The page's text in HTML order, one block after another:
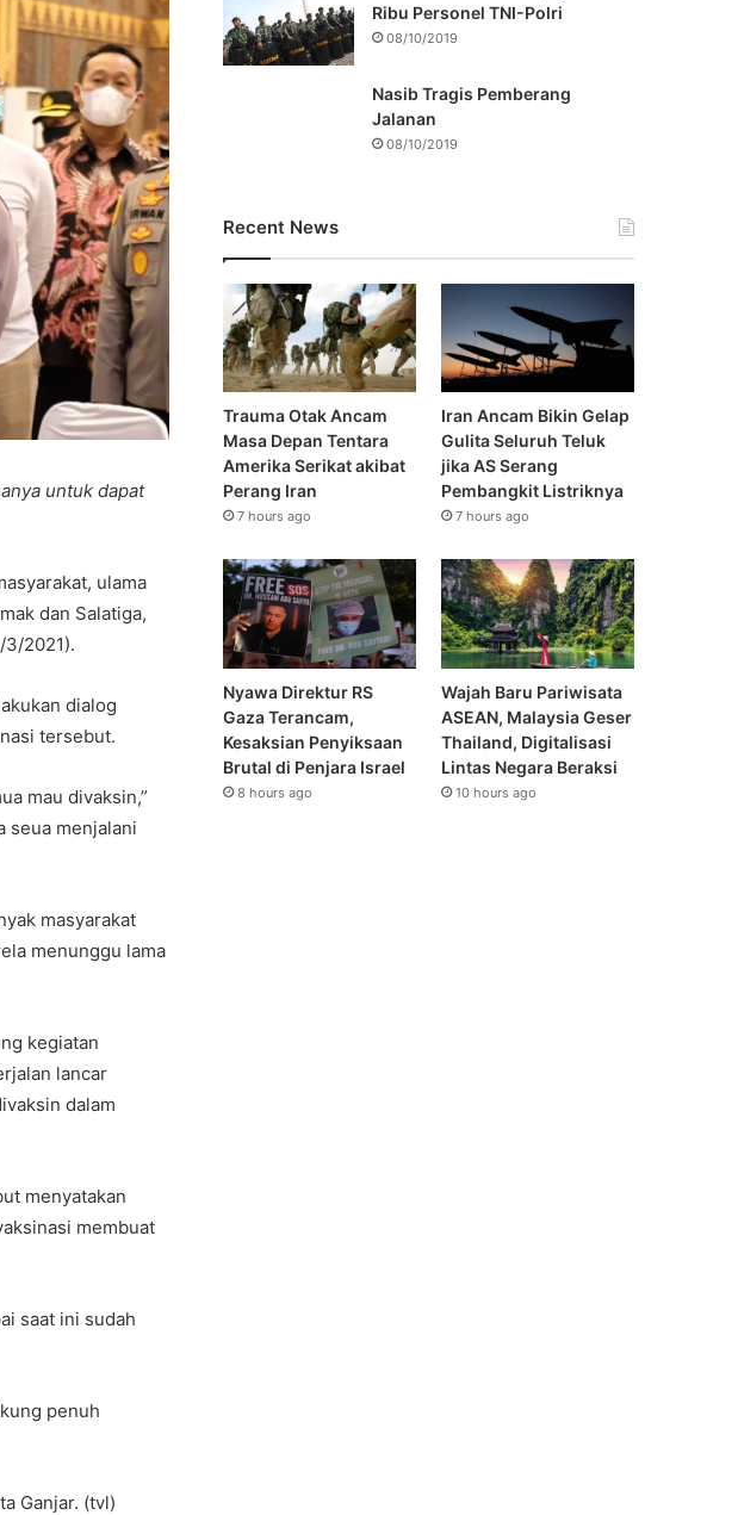
untuk dapat
ulama
dan Salatiga,
3/2021).
dialog
tersebut.
mau divaksin,”
seua menjalani
masyarakat
menunggu lama
kegiatan
lancar
dalam
menyatakan
membuat
saat ini sudah
penuh
Ganjar. (tvl)
Ribu Personel TNI-Polri
08/10/2019
Nasib Tragis Pemberang
Jalanan
08/10/2019
Recent News
Trauma Otak Ancam
Masa Depan Tentara
Amerika Serikat akibat
Perang Iran
7 hours ago
Iran Ancam Bikin Gelap
Gulita Seluruh Teluk
jika AS Serang
Pembangkit Listriknya
7 hours ago
Nyawa Direktur RS
Gaza Terancam,
Kesaksian Penyiksaan
Brutal di Penjara Israel
8 hours ago
Wajah Baru Pariwisata
ASEAN, Malaysia Geser
Thailand, Digitalisasi
Lintas Negara Beraksi
10 hours ago